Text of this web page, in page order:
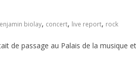
biolay, concert, live report, rock
de passage au Palais de la musique